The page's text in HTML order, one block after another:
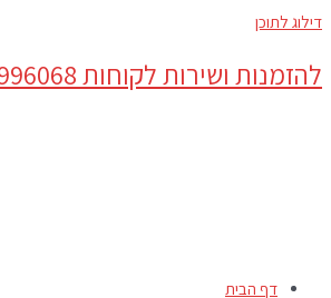
דילוג לתוכן
להזמנות ושירות לקוחות 058-4996068
דף הבית